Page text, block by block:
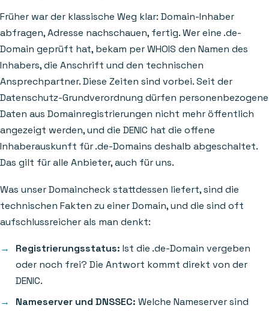
Früher war der klassische Weg klar: Domain-Inhaber
abfragen, Adresse nachschauen, fertig. Wer eine .de-
Domain geprüft hat, bekam per WHOIS den Namen des
Inhabers, die Anschrift und den technischen
Ansprechpartner. Diese Zeiten sind vorbei. Seit der
Datenschutz-Grundverordnung dürfen personenbezogene
Daten aus Domainregistrierungen nicht mehr öffentlich
angezeigt werden, und die DENIC hat die offene
Inhaberauskunft für .de-Domains deshalb abgeschaltet.
Das gilt für alle Anbieter, auch für uns.
Was unser Domaincheck stattdessen liefert, sind die
technischen Fakten zu einer Domain, und die sind oft
aufschlussreicher als man denkt:
Registrierungsstatus: Ist die .de-Domain vergeben
oder noch frei? Die Antwort kommt direkt von der
DENIC.
Nameserver und DNSSEC: Welche Nameserver sind